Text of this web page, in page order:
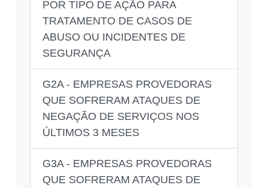
POR TIPO DE AÇÃO PARA
TRATAMENTO DE CASOS DE
ABUSO OU INCIDENTES DE
SEGURANÇA
G2A - EMPRESAS PROVEDORAS
QUE SOFRERAM ATAQUES DE
NEGAÇÃO DE SERVIÇOS NOS
ÚLTIMOS 3 MESES
G3A - EMPRESAS PROVEDORAS
QUE SOFRERAM ATAQUES DE